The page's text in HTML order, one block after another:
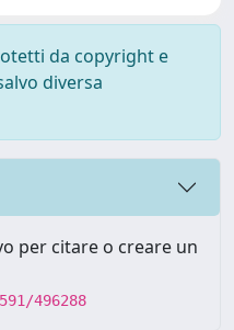
da copyright e
diversa
per citare o creare un
496288